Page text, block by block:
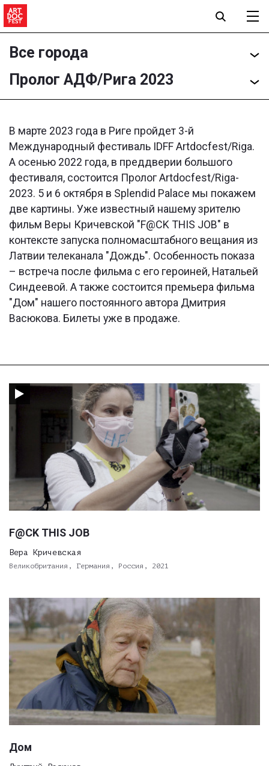
Все города
Пролог АДФ/Рига 2023
В марте 2023 года в Риге пройдет 3-й
Международный фестиваль IDFF Artdocfest/Riga.
А осенью 2022 года, в преддверии большого
фестиваля, состоится Пролог Artdocfest/Riga-
2023. 5 и 6 октября в Splendid Palace мы покажем
две картины. Уже известный нашему зрителю
фильм Веры Кричевской "F@CK THIS JOB" в
контексте запуска полномасштабного вещания из
Латвии телеканала "Дождь". Особенность показа
– встреча после фильма с его героиней, Натальей
Синдеевой. А также состоится премьера фильма
"Дом" нашего постоянного автора Дмитрия
Васюкова. Билеты уже в продаже.
F@CK THIS JOB
Вера Кричевская
Великобритания, Германия, Россия, 2021
Дом